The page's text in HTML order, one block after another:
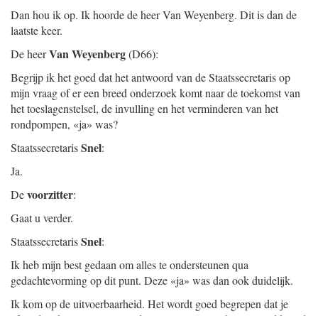
Dan hou ik op. Ik hoorde de heer Van Weyenberg. Dit is dan de
laatste keer.
De heerVan Weyenberg(D66):
Begrijp ik het goed dat het antwoord van de Staatssecretaris op
mijn vraag of er een breed onderzoek komt naar de toekomst van
het toeslagenstelsel, de invulling en het verminderen van het
rondpompen, «ja» was?
StaatssecretarisSnel:
Ja.
Devoorzitter:
Gaat u verder.
StaatssecretarisSnel:
Ik heb mijn best gedaan om alles te ondersteunen qua
gedachtevorming op dit punt. Deze «ja» was dan ook duidelijk.
Ik kom op de uitvoerbaarheid. Het wordt goed begrepen dat je